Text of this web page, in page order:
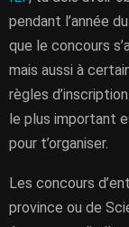
pendant l’année
que le concours
mais aussi à
règles
le plus important
pour t’organiser.
Les concours
province ou de